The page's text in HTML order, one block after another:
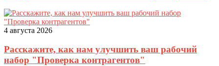
4 августа 2026
Расскажите, как нам улучшить ваш рабочий
набор "Проверка контрагентов"